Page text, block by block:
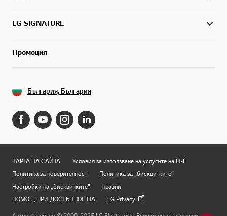
LG SIGNATURE
Промоция
България, България
КАРТА НА САЙТА
Условия за използване на услугите на LGE
Политика за поверителност
Политика за „бисквитките“
Настройки на „бисквитките“
правни
ПОМОЩ ПРИ ДОСТЪПНОСТТА
LG Privacy